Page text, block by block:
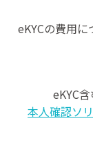
eKYCの費用
eKYC
本人確認ソ